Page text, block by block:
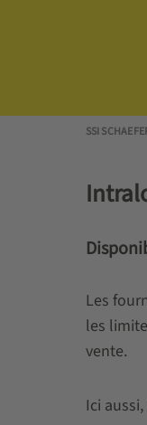
SSI
Les
les
vente.
Ici